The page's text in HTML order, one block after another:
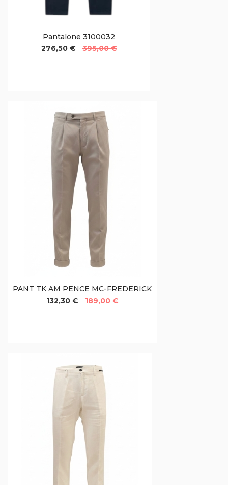
Pantalone 3100032
276,50 €
395,00 €
PANT TK AM PENCE MC-FREDERICK
132,30 €
189,00 €